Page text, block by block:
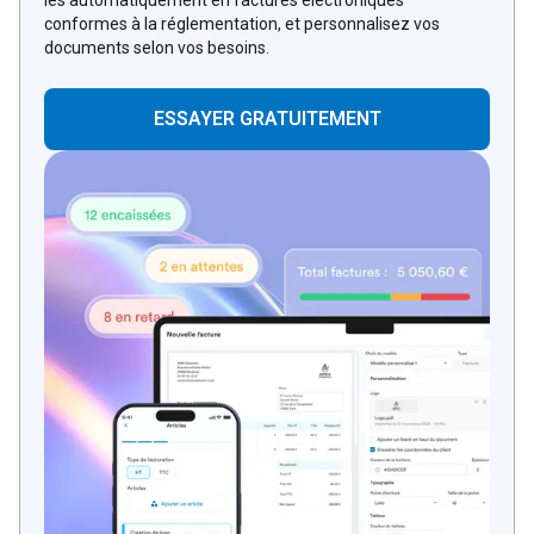
conformes à la réglementation, et personnalisez vos
documents selon vos besoins.
ESSAYER GRATUITEMENT